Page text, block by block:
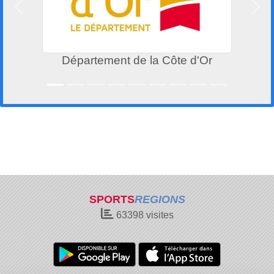
Département de la Côte d'Or
SPORTSREGIONS
63398visites